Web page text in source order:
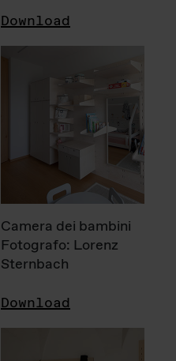
Download
Camera dei bambini
Fotografo: Lorenz
Sternbach
Download